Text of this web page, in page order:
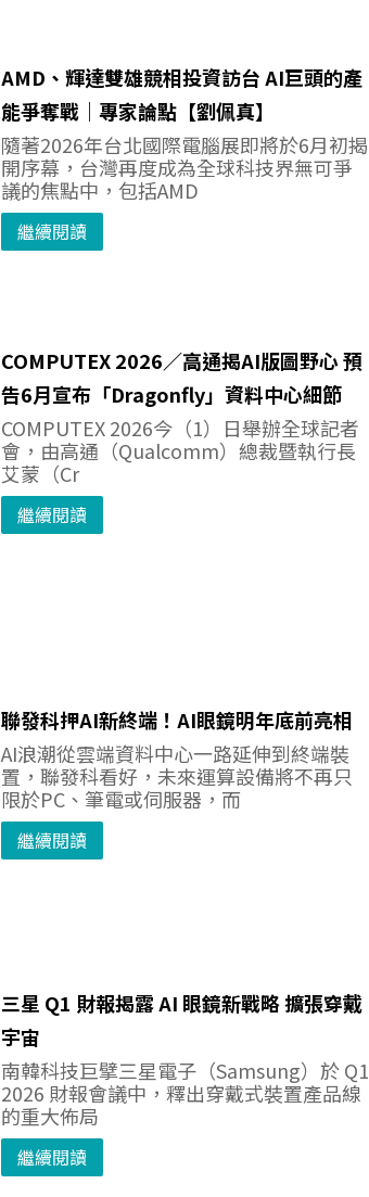
AMD、輝達雙雄競相投資訪台 AI巨頭的產
能爭奪戰｜專家論點【劉佩真】
隨著2026年台北國際電腦展即將於6月初揭
開序幕，台灣再度成為全球科技界無可爭
議的焦點中，包括AMD
繼續閱讀
COMPUTEX 2026／高通揭AI版圖野心 預
告6月宣布「Dragonfly」資料中心細節
COMPUTEX 2026今（1）日舉辦全球記者
會，由高通（Qualcomm）總裁暨執行長
艾蒙（Cr
繼續閱讀
聯發科押AI新終端！AI眼鏡明年底前亮相
AI浪潮從雲端資料中心一路延伸到終端裝
置，聯發科看好，未來運算設備將不再只
限於PC、筆電或伺服器，而
繼續閱讀
三星 Q1 財報揭露 AI 眼鏡新戰略 擴張穿戴
宇宙
南韓科技巨擘三星電子（Samsung）於 Q1
2026 財報會議中，釋出穿戴式裝置產品線
的重大佈局
繼續閱讀